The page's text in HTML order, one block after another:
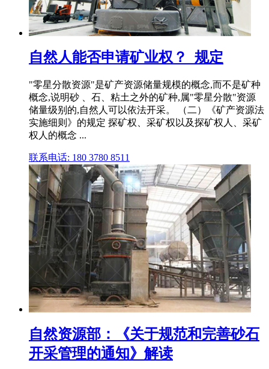
自然人能否申请矿业权？_规定
"零星分散资源"是矿产资源储量规模的概念,而不是矿种
概念,说明砂 、石、粘土之外的矿种,属"零星分散"资源
储量级别的,自然人可以依法开采。 （二）《矿产资源法
实施细则》的规定 探矿权、采矿权以及探矿权人、采矿
权人的概念 ...
联系电话: 180 3780 8511
自然资源部：《关于规范和完善砂石
开采管理的通知》解读